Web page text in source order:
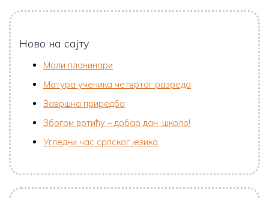
Ново на сајту
Мали планинари
Матура ученика четвртог разреда
Завршна приредба
Збогом вртићу – добар дан, школо!
Угледни час српског језика